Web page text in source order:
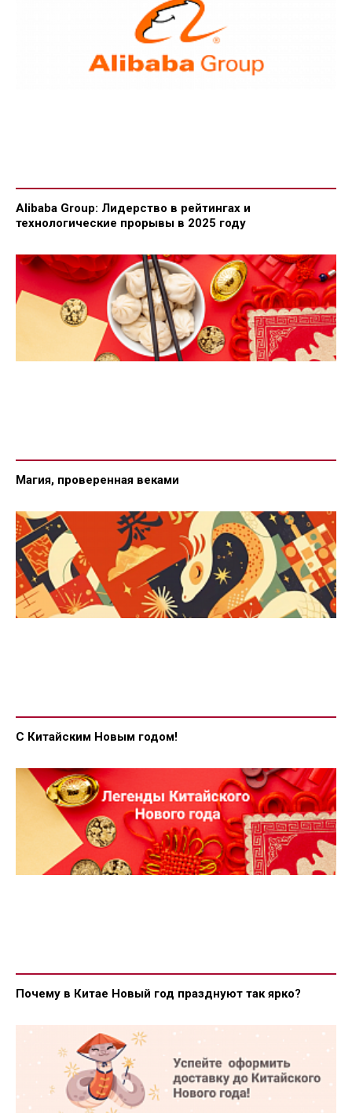
Alibaba Group: Лидерство в рейтингах и
технологические прорывы в 2025 году
Магия, проверенная веками
С Китайским Новым годом!
Почему в Китае Новый год празднуют так ярко?